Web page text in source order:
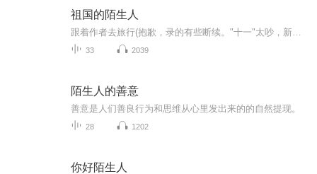
祖国的陌生人
33 2039
陌生人的善意
善意是人们善良行为和思维从心里发出来的的自然提现。
28 1202
你好陌生人